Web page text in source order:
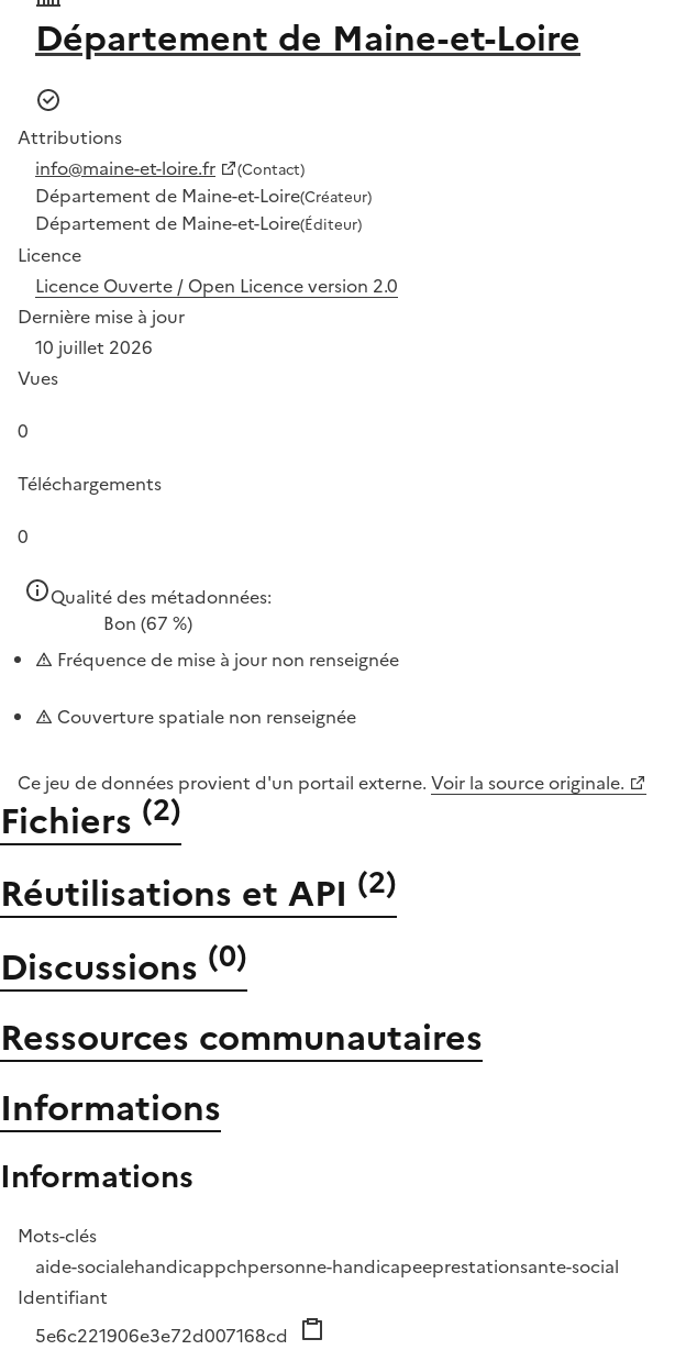
Département de Maine-et-Loire
Attributions
info@maine-et-loire.fr
(Contact)
Département de Maine-et-Loire(Créateur)
Département de Maine-et-Loire(Éditeur)
Licence
Licence Ouverte / Open Licence version 2.0
Dernière mise à jour
10 juillet 2026
Vues
0
Téléchargements
0
Qualité des métadonnées:
Bon (67 %)
Fréquence de mise à jour non renseignée
Couverture spatiale non renseignée
Ce jeu de données provient d'un portail externe. Voir la source originale.
Fichiers (2)
Réutilisations et API (2)
Discussions (0)
Ressources communautaires
Informations
Informations
Mots-clés
aide-socialehandicappchpersonne-handicapeeprestationsante-social
Identifiant
5e6c221906e3e72d007168cd